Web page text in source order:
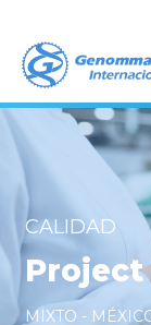
CALIDAD
Project
MIXTO -